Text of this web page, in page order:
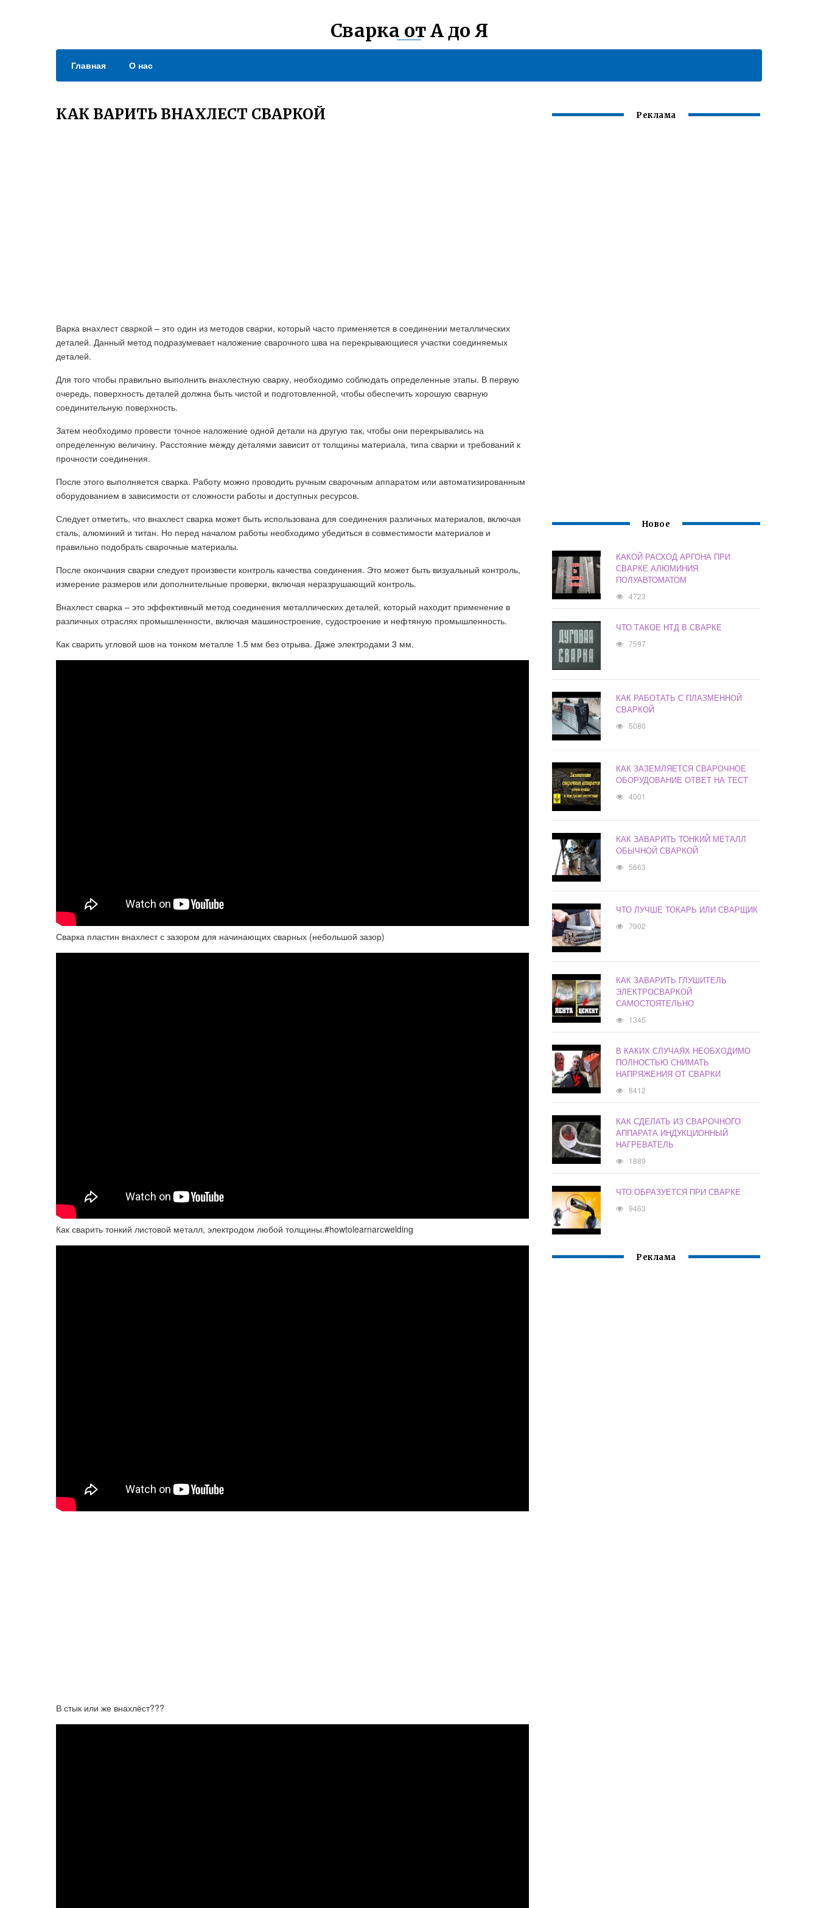
Сварка от А до Я
Главная О нас
КАК ВАРИТЬ ВНАХЛЕСТ СВАРКОЙ
Варка внахлест сваркой – это один из методов сварки, который часто применяется в соединении металлических
деталей. Данный метод подразумевает наложение сварочного шва на перекрывающиеся участки соединяемых
деталей.
Для того чтобы правильно выполнить внахлестную сварку, необходимо соблюдать определенные этапы. В первую
очередь, поверхность деталей должна быть чистой и подготовленной, чтобы обеспечить хорошую сварную
соединительную поверхность.
Затем необходимо провести точное наложение одной детали на другую так, чтобы они перекрывались на
определенную величину. Расстояние между деталями зависит от толщины материала, типа сварки и требований к
прочности соединения.
После этого выполняется сварка. Работу можно проводить ручным сварочным аппаратом или автоматизированным
оборудованием в зависимости от сложности работы и доступных ресурсов.
Следует отметить, что внахлест сварка может быть использована для соединения различных материалов, включая
сталь, алюминий и титан. Но перед началом работы необходимо убедиться в совместимости материалов и
правильно подобрать сварочные материалы.
После окончания сварки следует произвести контроль качества соединения. Это может быть визуальный контроль,
измерение размеров или дополнительные проверки, включая неразрушающий контроль.
Внахлест сварка – это эффективный метод соединения металлических деталей, который находит применение в
различных отраслях промышленности, включая машиностроение, судостроение и нефтяную промышленность.
Как сварить угловой шов на тонком металле 1.5 мм без отрыва. Даже электродами 3 мм.
Сварка пластин внахлест с зазором для начинающих сварных (небольшой зазор)
Как сварить тонкий листовой металл, электродом любой толщины.#howtolearnarcwelding
В стык или же внахлёст???
Реклама
Новое
КАКОЙ РАСХОД АРГОНА ПРИ
СВАРКЕ АЛЮМИНИЯ
ПОЛУАВТОМАТОМ
4723
ЧТО ТАКОЕ НТД В СВАРКЕ
7597
КАК РАБОТАТЬ С ПЛАЗМЕННОЙ
СВАРКОЙ
5080
КАК ЗАЗЕМЛЯЕТСЯ СВАРОЧНОЕ
ОБОРУДОВАНИЕ ОТВЕТ НА ТЕСТ
4001
КАК ЗАВАРИТЬ ТОНКИЙ МЕТАЛЛ
ОБЫЧНОЙ СВАРКОЙ
5663
ЧТО ЛУЧШЕ ТОКАРЬ ИЛИ СВАРЩИК
7902
КАК ЗАВАРИТЬ ГЛУШИТЕЛЬ
ЭЛЕКТРОСВАРКОЙ
САМОСТОЯТЕЛЬНО
1345
В КАКИХ СЛУЧАЯХ НЕОБХОДИМО
ПОЛНОСТЬЮ СНИМАТЬ
НАПРЯЖЕНИЯ ОТ СВАРКИ
8412
КАК СДЕЛАТЬ ИЗ СВАРОЧНОГО
АППАРАТА ИНДУКЦИОННЫЙ
НАГРЕВАТЕЛЬ
1889
ЧТО ОБРАЗУЕТСЯ ПРИ СВАРКЕ
9463
Реклама